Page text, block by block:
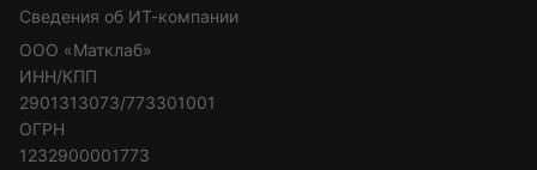
Сведения об ИТ-компании
ООО «Матклаб»
ИНН/КПП
2901313073/773301001
ОГРН
1232900001773